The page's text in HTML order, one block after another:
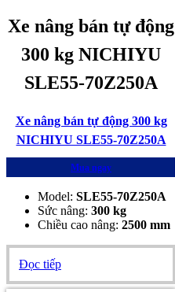
Xe nâng bán tự động
300 kg NICHIYU
SLE55-70Z250A
Xe nâng bán tự động 300 kg
NICHIYU SLE55-70Z250A
Mua ngay
Model: SLE55-70Z250A
Sức nâng: 300 kg
Chiều cao nâng: 2500 mm
Đọc tiếp